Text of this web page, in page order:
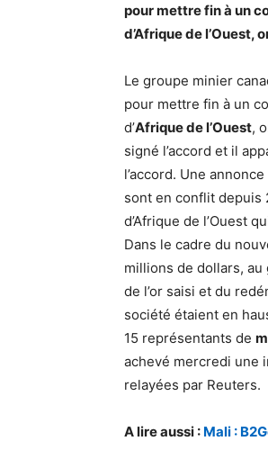
pour mettre fin à un
d’Afrique de
Le groupe minier
pour mettre fin à un
d’Afrique de l’Ouest,
signé l’accord et il
l’accord. Une
sont en conflit depuis
d’Afrique de l’Ouest
Dans le cadre du
millions de dollars,
de l’or saisi et du
société étaient en
15 représentants de
achevé mercredi une
relayées par Reuters.
A lire aussi : Mali :